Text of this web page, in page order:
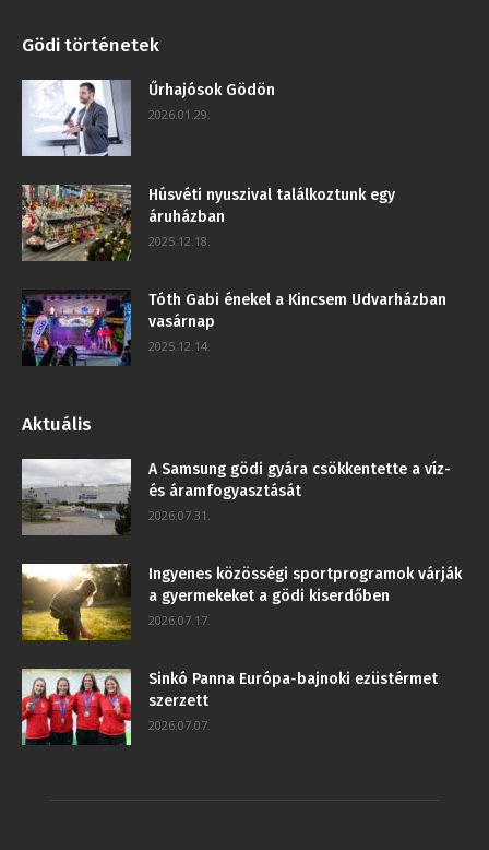
Gödi történetek
Űrhajósok Gödön
2026.01.29.
Húsvéti nyuszival találkoztunk egy
áruházban
2025.12.18.
Tóth Gabi énekel a Kincsem Udvarházban
vasárnap
2025.12.14.
Aktuális
A Samsung gödi gyára csökkentette a víz-
és áramfogyasztását
2026.07.31.
Ingyenes közösségi sportprogramok várják
a gyermekeket a gödi kiserdőben
2026.07.17.
Sinkó Panna Európa-bajnoki ezüstérmet
szerzett
2026.07.07.